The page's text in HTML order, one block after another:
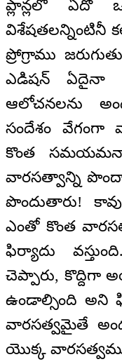
ప్లాన్లలో ఏదో
విశేషతలన్నింటినీ
ప్రోగ్రాము
ఎడిషన్‌ ఏదైనా
ఆలోచనలను
సందేశం వేగంగా
కొంత
వారసత్వాన్ని
పొందుతారు!
ఎంతో కొంత
ఫిర్యాదు
చెప్పారు, కొద్దిగా
ఉండాల్సింది అని
వారసత్వమైతే
యొక్క